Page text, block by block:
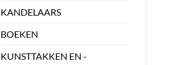
KANDELAARS
BOEKEN
KUNSTTAKKEN EN -